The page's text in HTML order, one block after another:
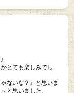
とても楽しみでし
ないな？』と思いま
と思いました。